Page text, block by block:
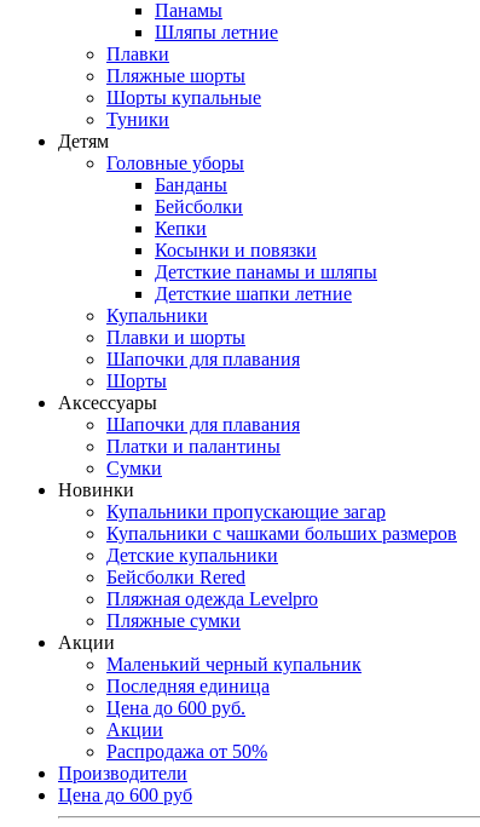
Панамы
Шляпы летние
Плавки
Пляжные шорты
Шорты купальные
Туники
Детям
Головные уборы
Банданы
Бейсболки
Кепки
Косынки и повязки
Детсткие панамы и шляпы
Детсткие шапки летние
Купальники
Плавки и шорты
Шапочки для плавания
Шорты
Аксессуары
Шапочки для плавания
Платки и палантины
Сумки
Новинки
Купальники пропускающие загар
Купальники с чашками больших размеров
Детские купальники
Бейсболки Rered
Пляжная одежда Levelpro
Пляжные сумки
Акции
Маленький черный купальник
Последняя единица
Цена до 600 руб.
Акции
Распродажа от 50%
Производители
Цена до 600 руб